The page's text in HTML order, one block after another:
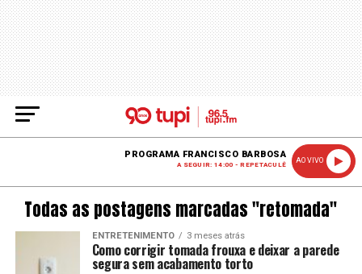
PROGRAMA FRANCISCO BARBOSA
A SEGUIR: 14:00 - REPETACULÊ
AO VIVO
Todas as postagens marcadas "retomada"
ENTRETENIMENTO 3 meses atrás
Como corrigir tomada frouxa e deixar a parede
segura sem acabamento torto